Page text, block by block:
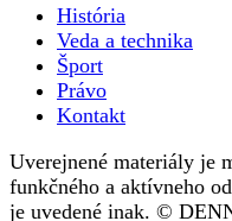
História
Veda a technika
Šport
Právo
Kontakt
Uverejnené materiály je
funkčného a aktívneho
je uvedené inak. ©